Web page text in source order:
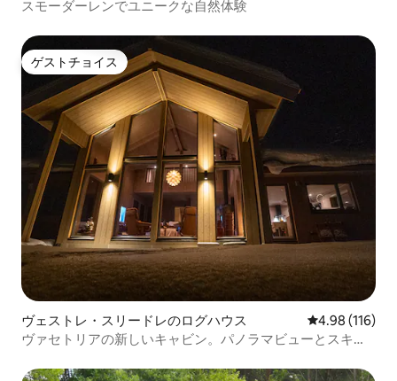
スモーダーレンでユニークな自然体験
ゲストチョイス
ゲストチョイス
ヴェストレ・スリードレのログハウス レビュー116
4.98 (116)
ヴァセトリアの新しいキャビン。パノラマビューとスキー